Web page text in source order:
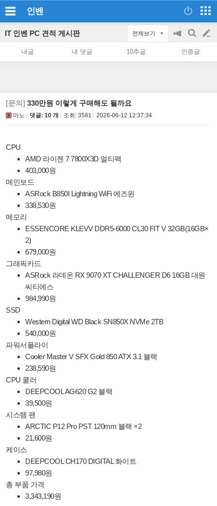
인벤
IT 인벤 PC 견적 게시판 전체보기
공
on/off
검
색
글
쓰
내글 내 댓글 10추글 인증글
[문의] 330만원 이렇게 구매해도 될까요
마노 댓글: 10 개 조회: 3581 2026-06-12 12:37:34
CPU
AMD 라이젠 7 7800X3D 멀티팩
403,000원
메인보드
ASRock B850I Lightning WiFi 에즈윈
338,530원
메모리
ESSENCORE KLEVV DDR5-6000 CL30 FIT V 32GB(16GB×
2)
679,000원
그래픽카드
ASRock 라데온 RX 9070 XT CHALLENGER D6 16GB 대원
씨티에스
984,990원
SSD
Western Digital WD Black SN850X NVMe 2TB
540,000원
파워서플라이
Cooler Master V SFX Gold 850 ATX 3.1 블랙
238,590원
CPU 쿨러
DEEPCOOL AG620 G2 블랙
39,500원
시스템 팬
ARCTIC P12 Pro PST 120mm 블랙 ×2
21,600원
케이스
DEEPCOOL CH170 DIGITAL 화이트
97,980원
총 부품 가격
3,343,190원